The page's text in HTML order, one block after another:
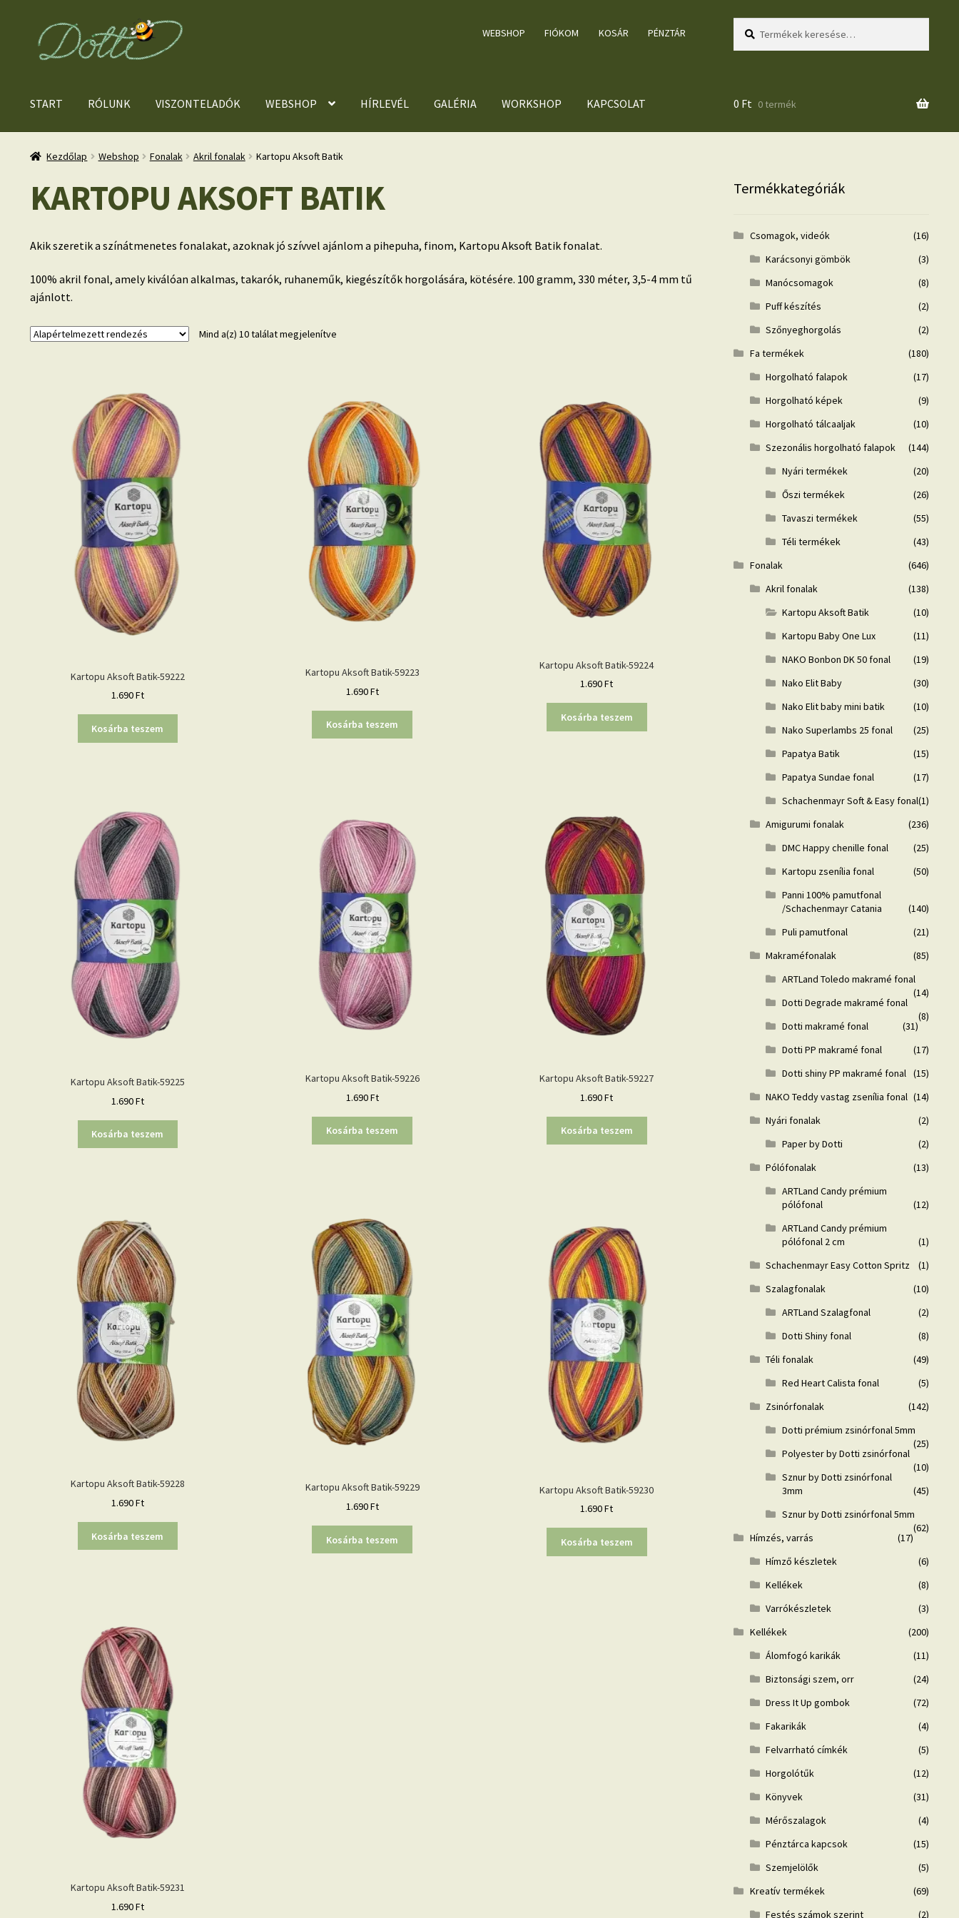
Ugrás
navigációhoz
Kilépés
tartalomba
WEBSHOP FIÓKOM KOSÁR PÉNZTÁR
START RÓLUNK VISZONTELADÓK WEBSHOP HÍRLEVÉL GALÉRIA WORKSHOP KAPCSOLAT 0 Ft 0 termék
Kezdőlap Webshop Fonalak Akril fonalak Kartopu Aksoft Batik
KARTOPU AKSOFT BATIK
Akik szeretik a színátmenetes fonalakat, azoknak jó szívvel ajánlom a pihepuha, finom, Kartopu Aksoft Batik fonalat.
100% akril fonal, amely kiválóan alkalmas, takarók, ruhaneműk, kiegészítők horgolására, kötésére. 100 gramm, 330 méter, 3,5-4 mm tű
ajánlott.
Mind a(z) 10 találat megjelenítve
Kartopu Aksoft Batik-59222
1.690Ft
Kosárba teszem
Kartopu Aksoft Batik-59223
1.690Ft
Kosárba teszem
Kartopu Aksoft Batik-59224
1.690Ft
Kosárba teszem
Kartopu Aksoft Batik-59225
1.690Ft
Kosárba teszem
Kartopu Aksoft Batik-59226
1.690Ft
Kosárba teszem
Kartopu Aksoft Batik-59227
1.690Ft
Kosárba teszem
Kartopu Aksoft Batik-59228
1.690Ft
Kosárba teszem
Kartopu Aksoft Batik-59229
1.690Ft
Kosárba teszem
Kartopu Aksoft Batik-59230
1.690Ft
Kosárba teszem
Kartopu Aksoft Batik-59231
1.690Ft
Termékkategóriák
Csomagok, videók
(16)
Karácsonyi gömbök
(3)
Manócsomagok
(8)
Puff készítés
(2)
Szőnyeghorgolás
(2)
Fa termékek
(180)
Horgolható falapok
(17)
Horgolható képek
(9)
Horgolható tálcaaljak
(10)
Szezonális horgolható falapok
(144)
Nyári termékek
(20)
Őszi termékek
(26)
Tavaszi termékek
(55)
Téli termékek
(43)
Fonalak
(646)
Akril fonalak
(138)
Kartopu Aksoft Batik
(10)
Kartopu Baby One Lux
(11)
NAKO Bonbon DK 50 fonal
(19)
Nako Elit Baby
(30)
Nako Elit baby mini batik
(10)
Nako Superlambs 25 fonal
(25)
Papatya Batik
(15)
Papatya Sundae fonal
(17)
Schachenmayr Soft & Easy fonal(1)
Amigurumi fonalak
(236)
DMC Happy chenille fonal
(25)
Kartopu zsenília fonal
(50)
Panni 100% pamutfonal
/Schachenmayr Catania
(140)
Puli pamutfonal
(21)
Makraméfonalak
(85)
ARTLand Toledo makramé fonal
(14)
Dotti Degrade makramé fonal
(8)
Dotti makramé fonal
(31)
Dotti PP makramé fonal
(17)
Dotti shiny PP makramé fonal (15)
NAKO Teddy vastag zsenília fonal (14)
Nyári fonalak
(2)
Paper by Dotti
(2)
Pólófonalak
(13)
ARTLand Candy prémium
pólófonal
(12)
ARTLand Candy prémium
pólófonal 2 cm
(1)
Schachenmayr Easy Cotton Spritz
(1)
Szalagfonalak
(10)
ARTLand Szalagfonal
(2)
Dotti Shiny fonal
(8)
Téli fonalak
(49)
Red Heart Calista fonal
(5)
Zsinórfonalak
(142)
Dotti prémium zsinórfonal 5mm
(25)
Polyester by Dotti zsinórfonal
(10)
Sznur by Dotti zsinórfonal
3mm
(45)
Sznur by Dotti zsinórfonal 5mm
(62)
Hímzés, varrás
(17)
Hímző készletek
(6)
Kellékek
(8)
Varrókészletek
(3)
Kellékek
(200)
Álomfogó karikák
(11)
Biztonsági szem, orr
(24)
Dress It Up gombok
(72)
Fakarikák
(4)
Felvarrható címkék
(5)
Horgolótűk
(12)
Könyvek
(31)
Mérőszalagok
(4)
Pénztárca kapcsok
(15)
Szemjelölők
(5)
Kreatív termékek
(69)
Festés számok szerint
(2)